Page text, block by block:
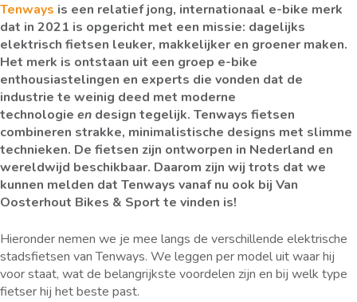
Tenways is een relatief jong, internationaal e-bike merk
dat in 2021 is opgericht met een missie: dagelijks
elektrisch fietsen leuker, makkelijker en groener maken.
Het merk is ontstaan uit een groep e-bike
enthousiastelingen en experts die vonden dat de
industrie te weinig deed met moderne
technologie en design tegelijk. Tenways fietsen
combineren strakke, minimalistische designs met slimme
technieken. De fietsen zijn ontworpen in Nederland en
wereldwijd beschikbaar. Daarom zijn wij trots dat we
kunnen melden dat Tenways vanaf nu ook bij Van
Oosterhout Bikes & Sport te vinden is!
Hieronder nemen we je mee langs de verschillende elektrische
stadsfietsen van Tenways. We leggen per model uit waar hij
voor staat, wat de belangrijkste voordelen zijn en bij welk type
fietser hij het beste past.